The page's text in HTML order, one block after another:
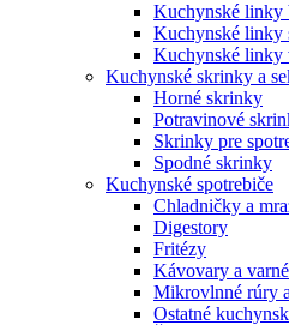
Kuchynské linky
Kuchynské linky
Kuchynské linky
Kuchynské skrinky a
Horné skrinky
Potravinové
Skrinky pre
Spodné skrinky
Kuchynské spotrebiče
Chladničky a
Digestory
Fritézy
Kávovary a
Mikrovlnné rúry
Ostatné